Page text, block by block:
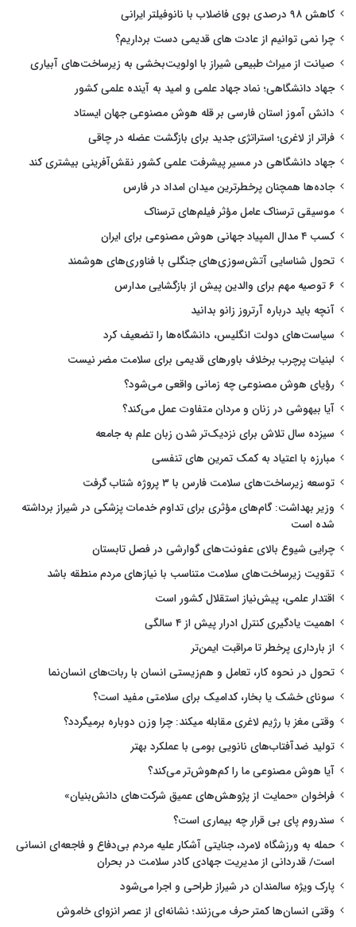
کاهش ۹۸ درصدی بوی فاضلاب با نانوفیلتر ایرانی
چرا نمی توانیم از عادت های قدیمی دست برداریم؟
صیانت از میراث طبیعی شیراز با اولویت‌بخشی به زیرساخت‌های آبیاری
جهاد دانشگاهی؛ نماد جهاد علمی و امید به آینده علمی کشور
دانش آموز استان فارسی بر قله هوش مصنوعی جهان ایستاد
فراتر از لاغری؛ استراتژی جدید برای بازگشت عضله در چاقی
جهاد دانشگاهی در مسیر پیشرفت علمی کشور نقش‌آفرینی بیشتری کند
جاده‌ها همچنان پرخطرترین میدان امداد در فارس
موسیقی ترسناک عامل مؤثر فیلم‌های ترسناک
کسب ۴ مدال المپیاد جهانی هوش مصنوعی برای ایران
تحول شناسایی آتش‌سوزی‌های جنگلی با فناوری‌های هوشمند
۶ توصیه مهم برای والدین پیش از بازگشایی مدارس
آنچه باید درباره آرتروز زانو بدانید
سیاست‌های دولت انگلیس، دانشگاه‌ها را تضعیف کرد
لبنیات پرچرب برخلاف باورهای قدیمی برای سلامت مضر نیست
رؤیای هوش مصنوعی چه زمانی واقعی می‌شود؟
آیا بیهوشی در زنان و مردان متفاوت عمل می‌کند؟
سیزده سال تلاش برای نزدیک‌تر شدن زبان علم به جامعه
مبارزه با اعتیاد به کمک تمرین های تنفسی
توسعه زیرساخت‌های سلامت فارس با ۳ پروژه شتاب گرفت
وزیر بهداشت: گام‌های مؤثری برای تداوم خدمات پزشکی در شیراز برداشته
شده است
چرایی شیوع بالای عفونت‌های گوارشی در فصل تابستان
تقویت زیرساخت‌های سلامت متناسب با نیازهای مردم منطقه باشد
اقتدار علمی، پیش‌نیاز استقلال کشور است
اهمیت یادگیری کنترل ادرار پیش از ۴ سالگی
از بارداری پرخطر تا مراقبت ایمن‌تر
تحول در نحوه کار، تعامل و هم‌زیستی انسان با ربات‌های انسان‌نما
سونای خشک یا بخار، کدامیک برای سلامتی مفید است؟
وقتی مغز با رژیم لاغری مقابله میکند: چرا وزن دوباره برمیگردد؟
تولید ضدآفتاب‌های نانویی بومی با عملکرد بهتر
آیا هوش مصنوعی ما را کم‌هوش‌تر می‌کند؟
فراخوان «حمایت از پژوهش‌های عمیق شرکت‌های دانش‌بنیان»
سندروم پای بی قرار چه بیماری است؟
حمله به ورزشگاه لامرد، جنایتی آشکار علیه مردم بی‌دفاع و فاجعه‌ای انسانی
است/ قدردانی از مدیریت جهادی کادر سلامت در بحران
پارک ویژه سالمندان در شیراز طراحی و اجرا می‌شود
وقتی انسان‌ها کمتر حرف می‌زنند؛ نشانه‌ای از عصر انزوای خاموش